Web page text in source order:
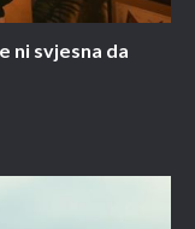
ni svjesna da